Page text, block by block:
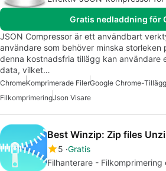
Gratis nedladdning för
JSON Compressor är ett användbart
användare som behöver minska storleken
denna kostnadsfria tillägg kan användare
data, vilket…
ChromeKomprimerade FilerGoogle Chrome-Tillägg
FilkomprimeringJson Visare
Best Winzip: Zip files
5 Gratis
Filhanterare -